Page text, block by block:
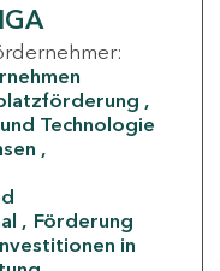
Technologie
Förderung
in